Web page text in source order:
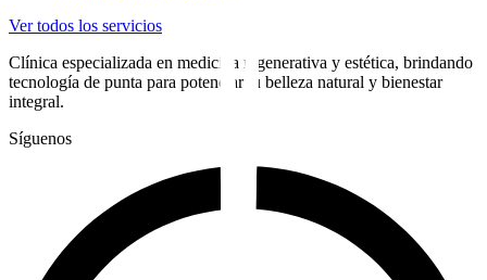
Ver todos los servicios
Clínica especializada en medicina regenerativa y estética, brindando
tecnología de punta para potenciar tu belleza natural y bienestar
integral.
Síguenos